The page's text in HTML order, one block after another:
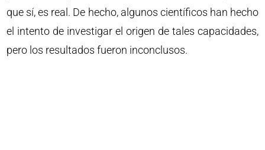
que sí, es real. De hecho, algunos científicos han hecho
el intento de investigar el origen de tales capacidades,
pero los resultados fueron inconclusos.